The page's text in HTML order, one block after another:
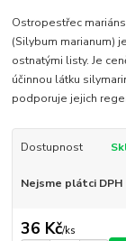
Ostropestřec
(Silybum marianum)
ostnatými listy. Je
účinnou látku
podporuje jejich
Dostupnost
Nejsme plátci DPH
36 Kč/ks